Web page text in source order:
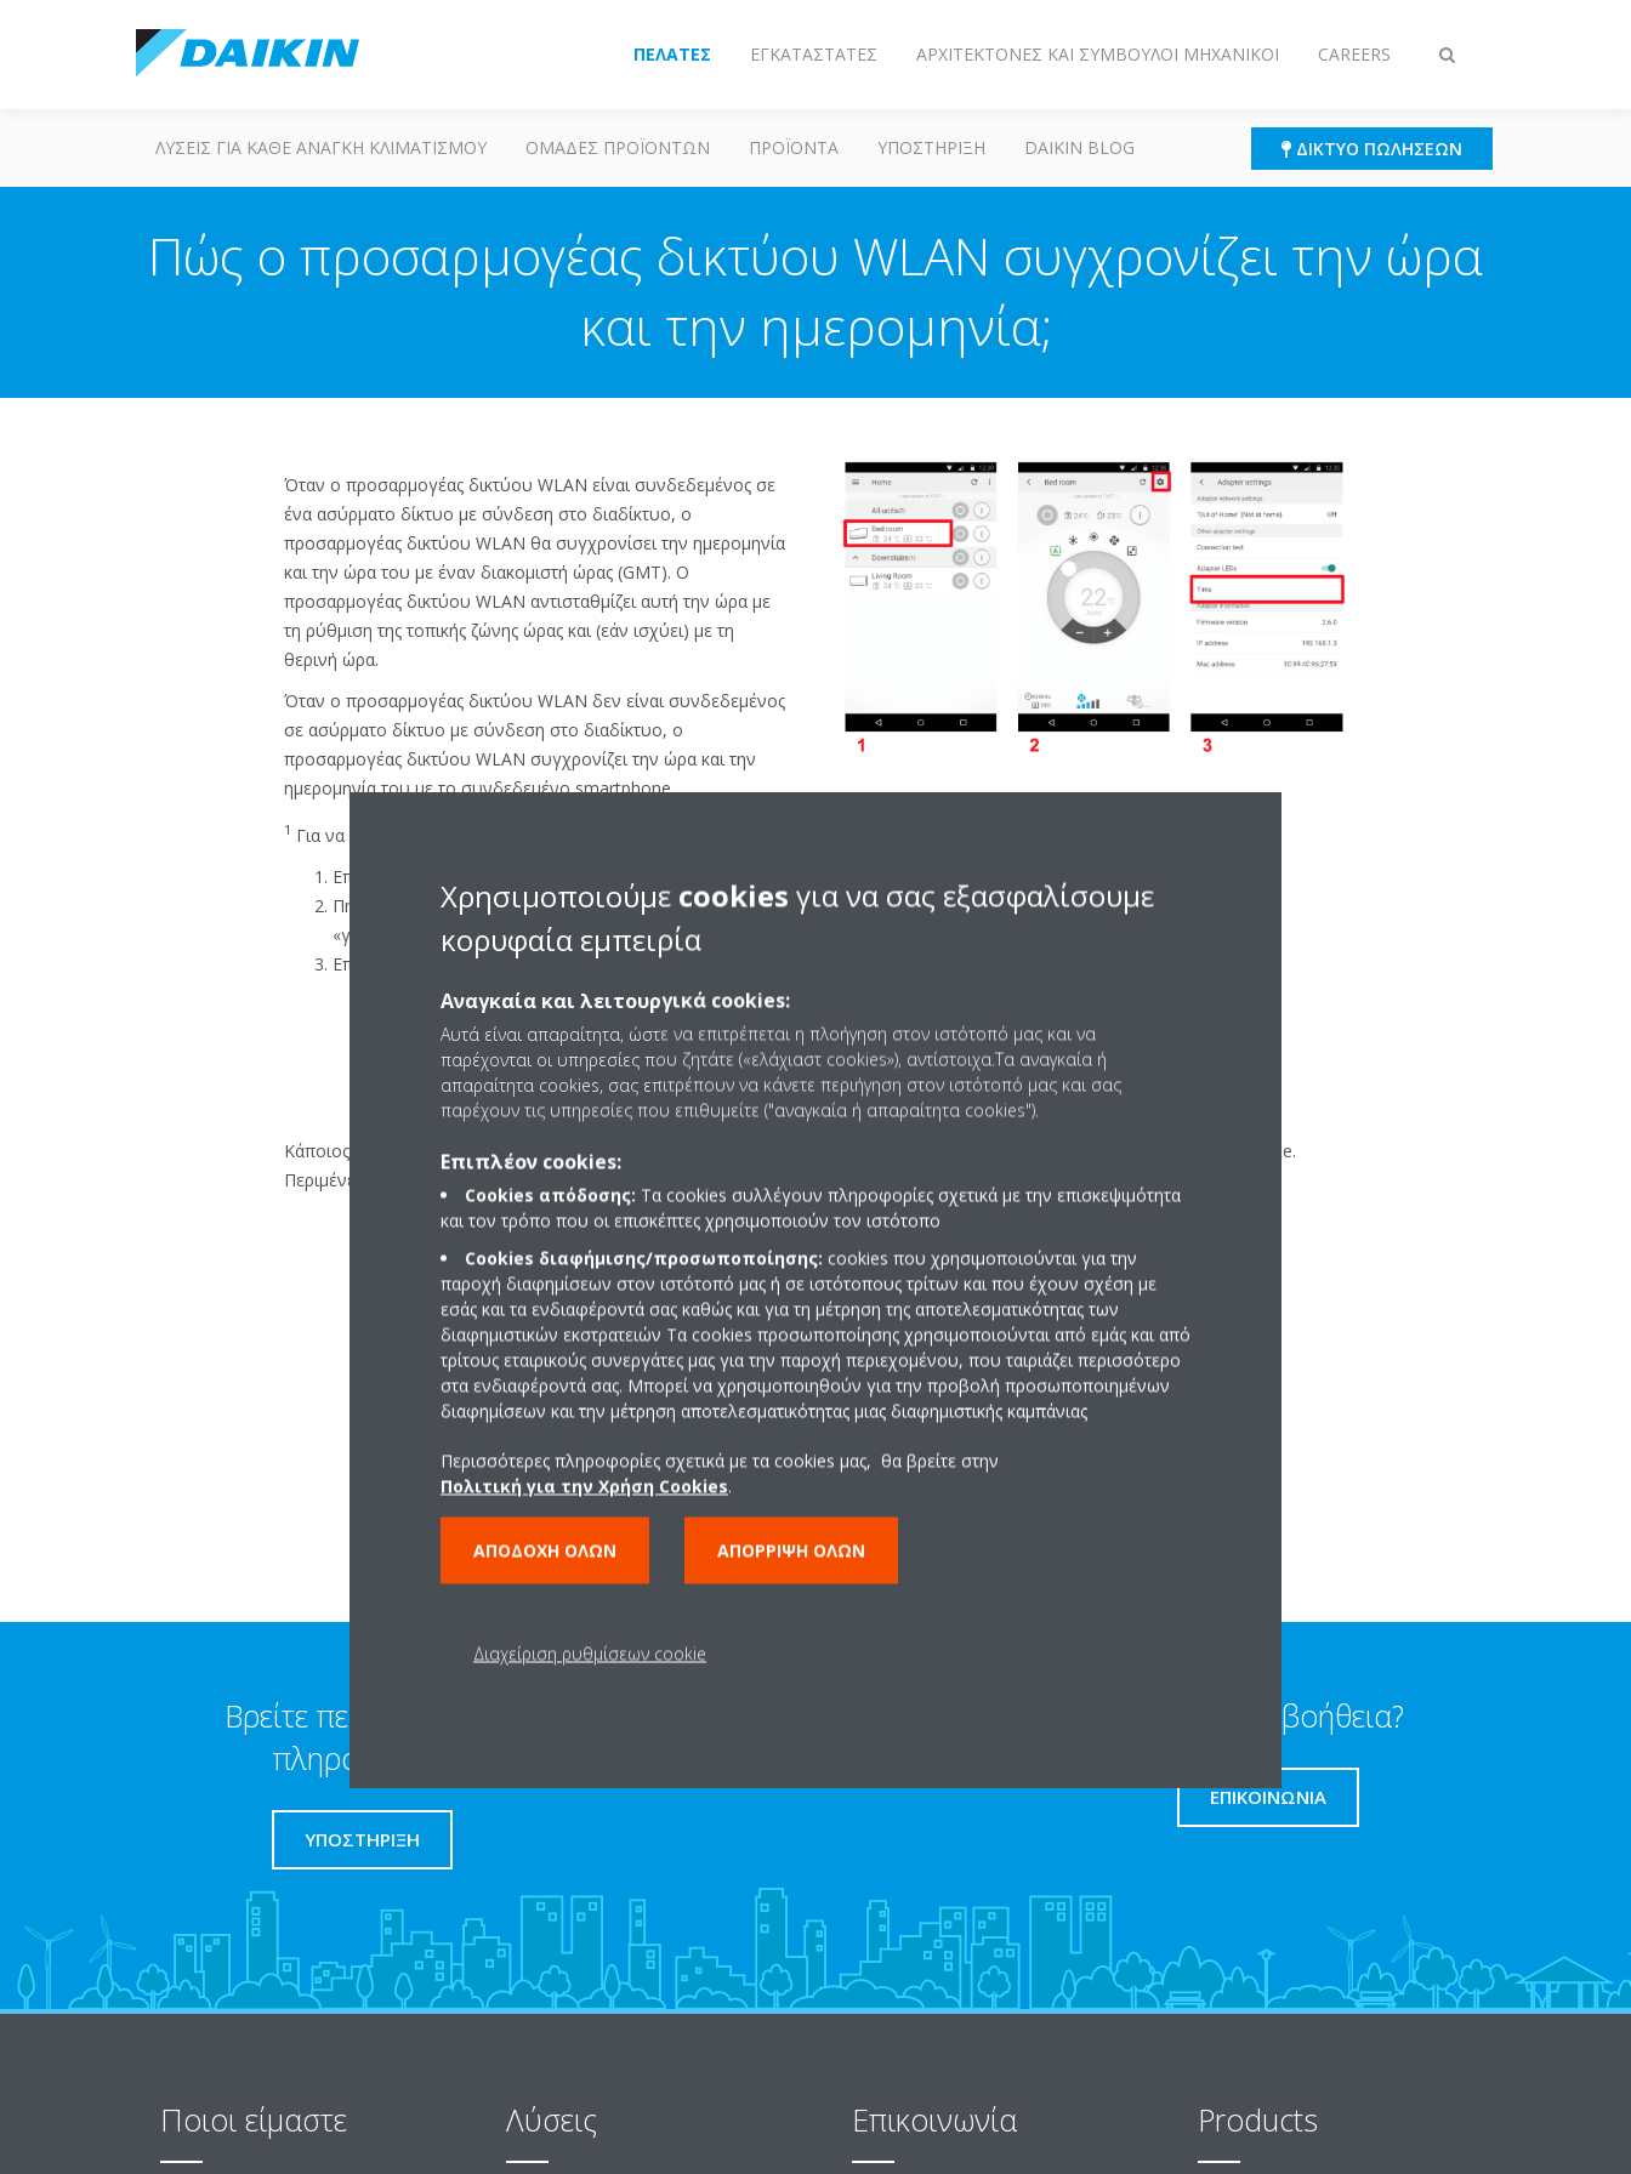
Εναλλαγή
ΠΕΛΆΤΕΣ ΕΓΚΑΤΑΣΤΆΤΕΣ ΑΡΧΙΤΈΚΤΟΝΕΣ ΚΑΙ ΣΎΜΒΟΥΛΟΙ ΜΗΧΑΝΙΚΟΊ CAREERS
ΛΎΣΕΙΣ ΓΙΑ ΚΆΘΕ ΑΝΆΓΚΗ ΚΛΙΜΑΤΙΣΜΟΎ ΟΜΆΔΕΣ ΠΡΟΪΌΝΤΩΝ ΠΡΟΪΌΝΤΑ ΥΠΟΣΤΗΡΙΞΗ DAIKIN BLOG ΔΊΚΤΥΟ ΠΩΛΉΣΕΩΝ
Πώς ο προσαρμογέας δικτύου WLAN συγχρονίζει την ώρα
και την ημερομηνία;
Όταν ο προσαρμογέας δικτύου WLAN είναι συνδεδεμένος σε
ένα ασύρματο δίκτυο με σύνδεση στο διαδίκτυο, ο
προσαρμογέας δικτύου WLAN θα συγχρονίσει την ημερομηνία
και την ώρα του με έναν διακομιστή ώρας (GMT). Ο
προσαρμογέας δικτύου WLAN αντισταθμίζει αυτή την ώρα με
τη ρύθμιση της τοπικής ζώνης ώρας και (εάν ισχύει) με τη
θερινή ώρα.
Όταν ο προσαρμογέας δικτύου WLAN δεν είναι συνδεδεμένος
σε ασύρματο δίκτυο με σύνδεση στο διαδίκτυο, ο
προσαρμογέας δικτύου WLAN συγχρονίζει την ώρα και την
ημερομηνία του με το συνδεδεμένο smartphone.
1 Για να αποκτήσετε πρόσβαση στις πληροφορίες «Time» (Ώρα):
Επιλέξτε τη μονάδα στην εφαρμογή του smartphone.
Πηγαίνετε στις ρυθμίσεις προσαρμογέα (Εικονίδιο
«γραναζιού» στην επάνω δεξιά γωνία).
Επιλέξτε «Time» (Ώρα).
Κάποιος άλλος χρήστης ελέγχει την εσωτερική μονάδα μέσω π.χ. του τηλεχειριστηρίου υπερύθρων ή μέσω άλλου smartphone.
Περιμένετε λίγα λεπτά και δοκιμάστε ξανά.
Βρείτε περισσότερες
πληροφορίες
ΥΠΟΣΤΗΡΙΞΗ
Χρειαζεται βοήθεια?
ΕΠΙΚΟΙΝΩΝΊΑ
Ποιοι είμαστε Λύσεις Επικοινωνία Products
Χρησιμοποιούμε cookies για να σας εξασφαλίσουμε
κορυφαία εμπειρία
Αναγκαία και λειτουργικά cookies:
Αυτά είναι απαραίτητα, ώστε να επιτρέπεται η πλοήγηση στον ιστότοπό μας και να
παρέχονται οι υπηρεσίες που ζητάτε («ελάχιαστ cookies»), αντίστοιχα.Τα αναγκαία ή
απαραίτητα cookies, σας επιτρέπουν να κάνετε περιήγηση στον ιστότοπό μας και σας
παρέχουν τις υπηρεσίες που επιθυμείτε ("αναγκαία ή απαραίτητα cookies").
Επιπλέον cookies:
Cookies απόδοσης: Τα cookies συλλέγουν πληροφορίες σχετικά με την επισκεψιμότητα
και τον τρόπο που οι επισκέπτες χρησιμοποιούν τον ιστότοπο
Cookies διαφήμισης/προσωποποίησης: cookies που χρησιμοποιούνται για την
παροχή διαφημίσεων στον ιστότοπό μας ή σε ιστότοπους τρίτων και που έχουν σχέση με
εσάς και τα ενδιαφέροντά σας καθώς και για τη μέτρηση της αποτελεσματικότητας των
διαφημιστικών εκστρατειών Τα cookies προσωποποίησης χρησιμοποιούνται από εμάς και από
τρίτους εταιρικούς συνεργάτες μας για την παροχή περιεχομένου, που ταιριάζει περισσότερο
στα ενδιαφέροντά σας. Μπορεί να χρησιμοποιηθούν για την προβολή προσωποποιημένων
διαφημίσεων και την μέτρηση αποτελεσματικότητας μιας διαφημιστικής καμπάνιας
Περισσότερες πληροφορίες σχετικά με τα cookies μας, θα βρείτε στην
Πολιτική για την Χρήση Cookies.
ΑΠΟΔΟΧΉ ΌΛΩΝ ΑΠΌΡΡΙΨΗ ΌΛΩΝ
Διαχείριση ρυθμίσεων cookie